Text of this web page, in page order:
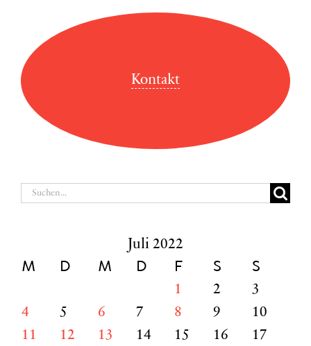
Kontakt
Suche
Juli 2022
M D M D F S S
1 2
3
4
5 6 7 8 9
10
11
12 13 14 15 16
17